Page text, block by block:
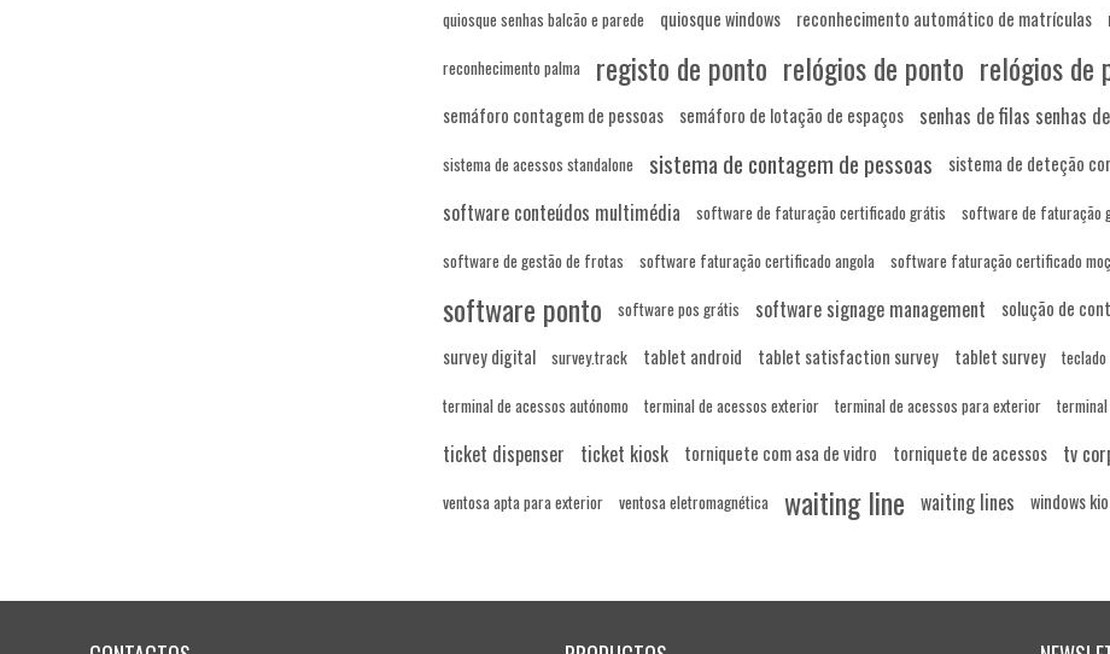
quiosque senhas balcão e parede
quiosque windows reconhecimento automático de matrículas
reconhecimento palma registo de ponto relógios de ponto relógios de
semáforo contagem de pessoas semáforo de lotação de espaços senhas de filas senhas
sistema de acessos standalone
sistema de contagem de pessoas sistema de deteção
software conteúdos multimédia software de faturação certificado grátis software de faturação
software de gestão de frotas
software faturação certificado angola software faturação certificado
software ponto software pos grátis software signage management solução de
survey digital survey.track tablet android tablet satisfaction survey tablet survey teclado
terminal de acessos autónomo terminal de acessos exterior terminal de acessos para exterior
ticket dispenser ticket kiosk torniquete com asa de vidro torniquete de acessos tv
ventosa apta para exterior
ventosa eletromagnética waiting line waiting lines windows